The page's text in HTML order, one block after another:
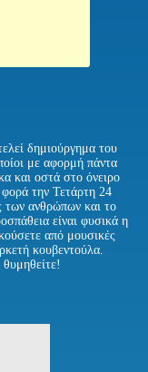
δημιούργημα του
με αφορμή πάντα
και οστά στο όνειρο
την Τετάρτη 24
των ανθρώπων και το
είναι φυσικά η
από μουσικές
κουβεντούλα.